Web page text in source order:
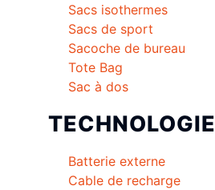
Sacs isothermes
Sacs de sport
Sacoche de bureau
Tote Bag
Sac à dos
TECHNOLOGIE
Batterie externe
Cable de recharge